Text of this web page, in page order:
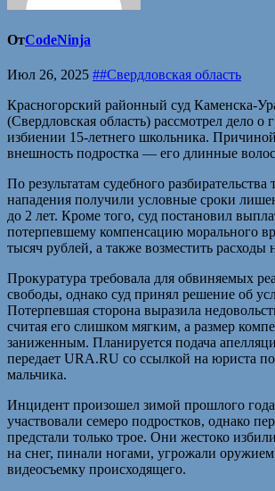
ОтCodeNinja
Июл 26, 2025 ##Свердловская область
Красногорский районный суд Каменска-
(Свердловская область) рассмотрел дело о
избиении 15-летнего школьника.
внешность подростка — его длинные
По результатам судебного разбирательства
нападения получили условные сроки
до 2 лет. Кроме того, суд постановил
потерпевшему компенсацию морального
тысяч рублей, а также возместить расходы
Прокуратура требовала для обвиняемых
свободы, однако суд принял решение об
Потерпевшая сторона выразила
считая его слишком мягким, а размер
заниженным. Планируется подача
передает URA.RU со ссылкой на юриста
мальчика.
Инцидент произошел зимой прошлого
участвовали семеро подростков, однако
предстали только трое. Они жестоко
на снег, пинали ногами, угрожали
видеосъемку происходящего.